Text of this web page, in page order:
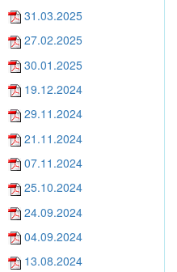
31.03.2025
27.02.2025
30.01.2025
19.12.2024
29.11.2024
21.11.2024
07.11.2024
25.10.2024
24.09.2024
04.09.2024
13.08.2024